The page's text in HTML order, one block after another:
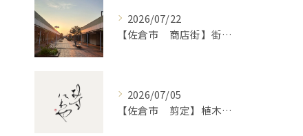
2026/07/22
【佐倉市 商店街】街路植木剪定
2026/07/05
【佐倉市 剪定】植木・庭木の剪定、プロに頼むとどう違うのか。